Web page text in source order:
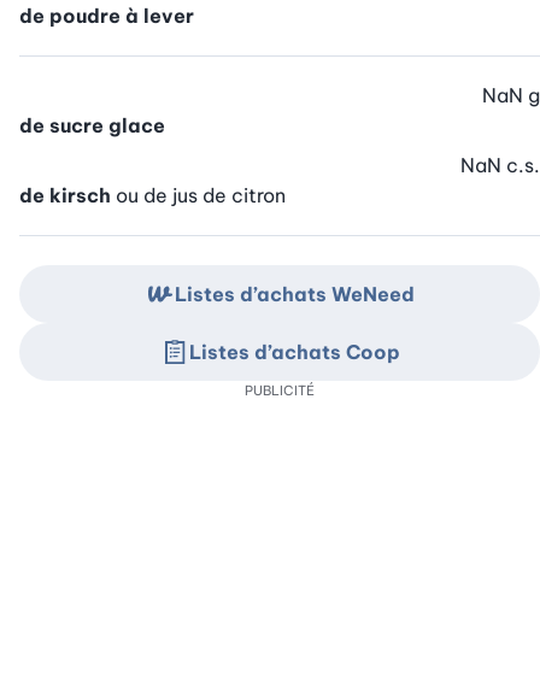
de poudre à lever
de sucre glace
NaN g
de kirsch ou de jus de citron
NaN c.s.
Listes d’achats WeNeed
Listes d’achats Coop
PUBLICITÉ